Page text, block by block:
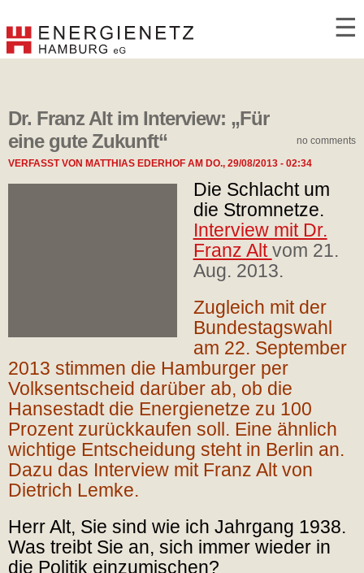
☰
no comments
Dr. Franz Alt im Interview: „Für
eine gute Zukunft“
VERFASST VON MATTHIAS EDERHOFAM DO., 29/08/2013 - 02:34
Die Schlacht um
die Stromnetze.
Interview mit Dr.
Franz Altvom 21.
Aug. 2013.
Zugleich mit der
Bundestagswahl
am 22. September
2013 stimmen die Hamburger per
Volksentscheid darüber ab, ob die
Hansestadt die Energienetze zu 100
Prozent zurückkaufen soll. Eine ähnlich
wichtige Entscheidung steht in Berlin an.
Dazu das Interview mit Franz Alt von
Dietrich Lemke.
Herr Alt, Sie sind wie ich Jahrgang 1938.
Was treibt Sie an, sich immer wieder in
die Politik einzumischen?